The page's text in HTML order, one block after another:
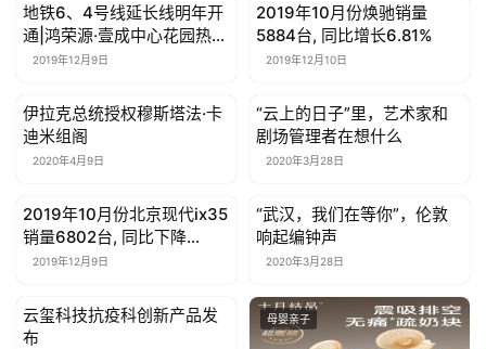
母婴亲子
​地铁6、4号线延长线明年开
通|鸿荣源·壹成中心花园热力
在售
2019年12月9日
母婴亲子
2019年10月份焕驰销量
5884台, 同比增长6.81%
2019年12月10日
母婴亲子
伊拉克总统授权穆斯塔法·卡
迪米组阁
2020年4月9日
母婴亲子
“云上的日子”里，艺术家和
剧场管理者在想什么
2020年3月28日
母婴亲子
2019年10月份北京现代ix35
销量6802台, 同比下降
55.91%
2019年12月9日
母婴亲子
“武汉，我们在等你”，伦敦
响起编钟声
2020年3月28日
母婴亲子
云玺科技抗疫科创新产品发
布
母婴亲子